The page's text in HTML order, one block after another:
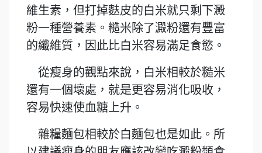
維生素，但打掉麩皮的白米就只剩下澱
粉一種營養素。糙米除了澱粉還有豐富
的纖維質，因此比白米容易滿足食慾。
從瘦身的觀點來說，白米相較於糙米
還有一個壞處，就是更容易消化吸收，
容易快速使血糖上升。
雜糧麵包相較於白麵包也是如此。所